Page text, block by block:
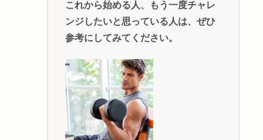
これから始める人、もう一度チャレ
ンジしたいと思っている人は、ぜひ
参考にしてみてください。